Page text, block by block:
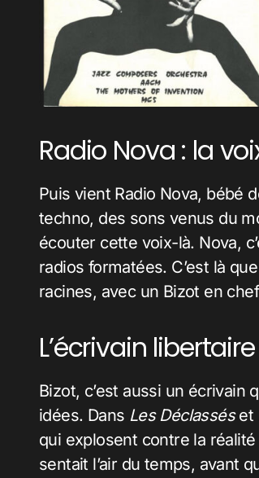
Radio Nova : la
Puis vient Radio Nova, bébé
techno, des sons venus du
écouter cette voix-là. Nova,
radios formatées. C’est là
racines, avec un Bizot en
L’écrivain
Bizot, c’est aussi un écrivain
idées. Dans Les Déclasséset
qui explosent contre la
sentait l’air du temps, avant